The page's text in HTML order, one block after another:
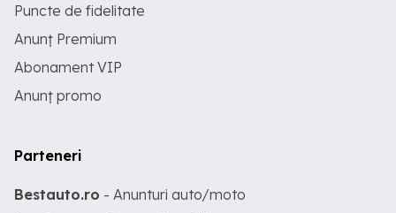
Puncte de fidelitate
Anunț Premium
Abonament VIP
Anunț promo
Parteneri
Bestauto.ro - Anunturi auto/moto